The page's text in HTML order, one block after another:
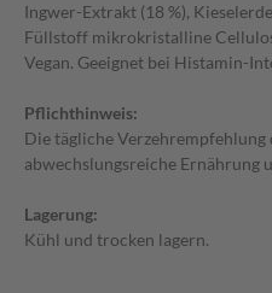
Ingwer-Extrakt (18 %),
Füllstoff mikrokristalline
Vegan. Geeignet bei Histamin-
Pflichthinweis:
Die tägliche
abwechslungsreiche Ernährung
Lagerung:
Kühl und trocken lagern.